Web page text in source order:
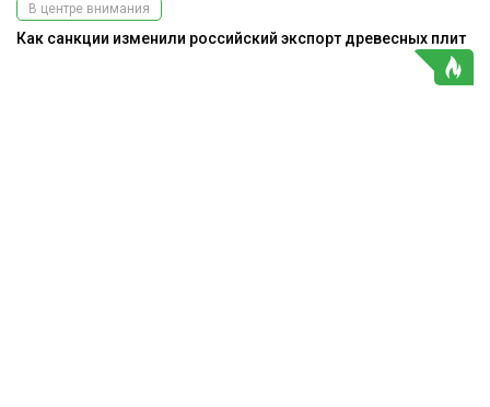
В центре внимания
Как санкции изменили российский экспорт древесных плит